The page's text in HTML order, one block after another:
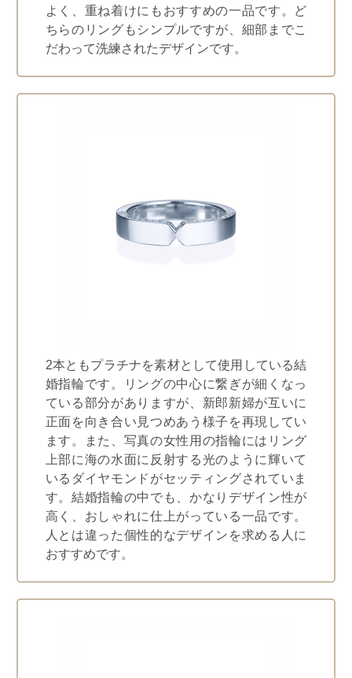
よく、重ね着けにもおすすめの一品です。ど
ちらのリングもシンプルですが、細部までこ
だわって洗練されたデザインです。
2本ともプラチナを素材として使用している結
婚指輪です。リングの中心に繋ぎが細くなっ
ている部分がありますが、新郎新婦が互いに
正面を向き合い見つめあう様子を再現してい
ます。また、写真の女性用の指輪にはリング
上部に海の水面に反射する光のように輝いて
いるダイヤモンドがセッティングされていま
す。結婚指輪の中でも、かなりデザイン性が
高く、おしゃれに仕上がっている一品です。
人とは違った個性的なデザインを求める人に
おすすめです。